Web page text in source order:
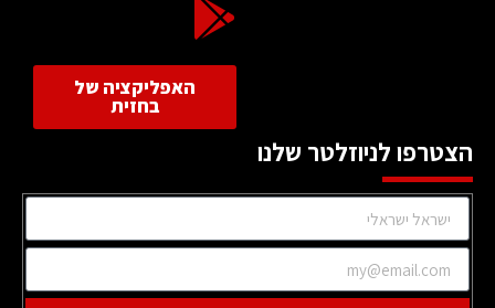
האפליקציה של
בחזית
הצטרפו לניוזלטר שלנו